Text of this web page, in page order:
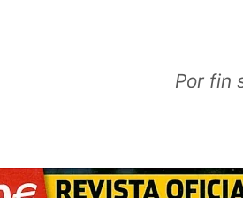
Por fin